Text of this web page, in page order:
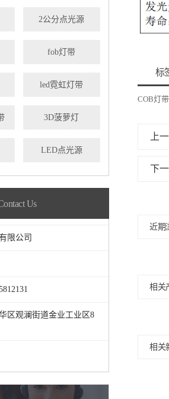
2公分点光源
fob灯带
led霓虹灯带
3D菠萝灯
LED点光源
Us
限公司
区观澜街道金业工业区8
标
COB灯
上
下
近期
相关
相关